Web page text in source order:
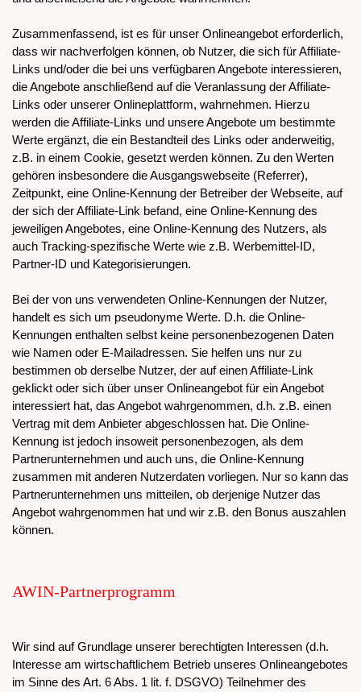
Zusammenfassend, ist es für unser Onlineangebot erforderlich,
dass wir nachverfolgen können, ob Nutzer, die sich für Affiliate-
Links und/oder die bei uns verfügbaren Angebote interessieren,
die Angebote anschließend auf die Veranlassung der Affiliate-
Links oder unserer Onlineplattform, wahrnehmen. Hierzu
werden die Affiliate-Links und unsere Angebote um bestimmte
Werte ergänzt, die ein Bestandteil des Links oder anderweitig,
z.B. in einem Cookie, gesetzt werden können. Zu den Werten
gehören insbesondere die Ausgangswebseite (Referrer),
Zeitpunkt, eine Online-Kennung der Betreiber der Webseite, auf
der sich der Affiliate-Link befand, eine Online-Kennung des
jeweiligen Angebotes, eine Online-Kennung des Nutzers, als
auch Tracking-spezifische Werte wie z.B. Werbemittel-ID,
Partner-ID und Kategorisierungen.
Bei der von uns verwendeten Online-Kennungen der Nutzer,
handelt es sich um pseudonyme Werte. D.h. die Online-
Kennungen enthalten selbst keine personenbezogenen Daten
wie Namen oder E-Mailadressen. Sie helfen uns nur zu
bestimmen ob derselbe Nutzer, der auf einen Affiliate-Link
geklickt oder sich über unser Onlineangebot für ein Angebot
interessiert hat, das Angebot wahrgenommen, d.h. z.B. einen
Vertrag mit dem Anbieter abgeschlossen hat. Die Online-
Kennung ist jedoch insoweit personenbezogen, als dem
Partnerunternehmen und auch uns, die Online-Kennung
zusammen mit anderen Nutzerdaten vorliegen. Nur so kann das
Partnerunternehmen uns mitteilen, ob derjenige Nutzer das
Angebot wahrgenommen hat und wir z.B. den Bonus auszahlen
können.
AWIN-Partnerprogramm
Wir sind auf Grundlage unserer berechtigten Interessen (d.h.
Interesse am wirtschaftlichem Betrieb unseres Onlineangebotes
im Sinne des Art. 6 Abs. 1 lit. f. DSGVO) Teilnehmer des